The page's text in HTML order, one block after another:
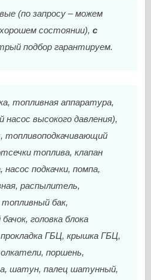
(по запросу – можем
состоянии),с
подбор гарантируем.
топливная аппаратура,
высокого давления),
топливоподкачивающий
топлива, клапан
подкачки, помпа,
распылитель,
топливный бак,
головка блока
ГБЦ, крышка ГБЦ,
поршень,
шатун, палец шатунный,